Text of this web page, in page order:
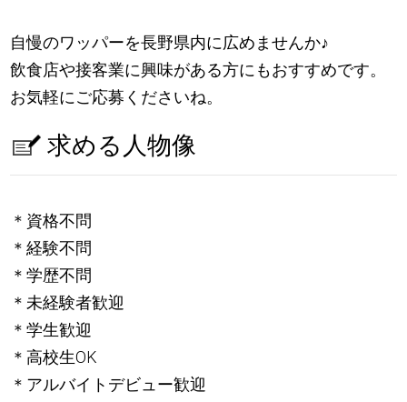
自慢のワッパーを長野県内に広めませんか♪
飲食店や接客業に興味がある方にもおすすめです。
お気軽にご応募くださいね。
求める人物像
＊資格不問
＊経験不問
＊学歴不問
＊未経験者歓迎
＊学生歓迎
＊高校生OK
＊アルバイトデビュー歓迎